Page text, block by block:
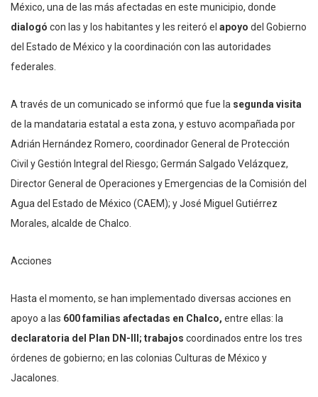
México, una de las más afectadas en este municipio, donde
dialogó con las y los habitantes y les reiteró el apoyo del Gobierno
del Estado de México y la coordinación con las autoridades
federales.
A través de un comunicado se informó que fue la segunda visita
de la mandataria estatal a esta zona, y estuvo acompañada por
Adrián Hernández Romero, coordinador General de Protección
Civil y Gestión Integral del Riesgo; Germán Salgado Velázquez,
Director General de Operaciones y Emergencias de la Comisión del
Agua del Estado de México (CAEM); y José Miguel Gutiérrez
Morales, alcalde de Chalco.
Acciones
Hasta el momento, se han implementado diversas acciones en
apoyo a las 600 familias afectadas en Chalco, entre ellas: la
declaratoria del Plan DN-III; trabajos coordinados entre los tres
órdenes de gobierno; en las colonias Culturas de México y
Jacalones.